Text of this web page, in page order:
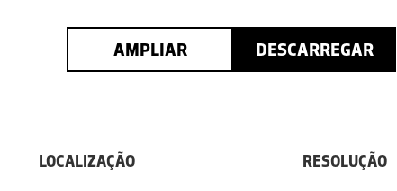
AMPLIAR DESCARREGAR
LOCALIZAÇÃO RESOLUÇÃO